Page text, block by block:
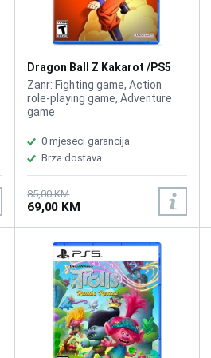
Dragon Ball Z Kakarot /PS5
Zanr: Fighting game, Action
role-playing game, Adventure
game
0 mjeseci garancija
Brza dostava
85,00 KM
69,00 KM